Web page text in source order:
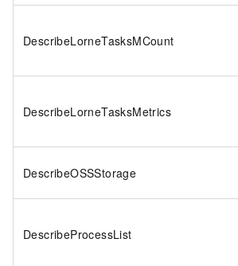
DescribeLorneTasksMCount
DescribeLorneTasksMetrics
DescribeOSSStorage
DescribeProcessList